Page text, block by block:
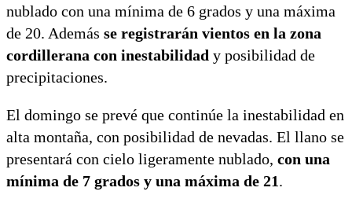
nublado con una mínima de 6 grados y una máxima
de 20. Además se registrarán vientos en la zona
cordillerana con inestabilidad y posibilidad de
precipitaciones.
El domingo se prevé que continúe la inestabilidad en
alta montaña, con posibilidad de nevadas. El llano se
presentará con cielo ligeramente nublado, con una
mínima de 7 grados y una máxima de 21.